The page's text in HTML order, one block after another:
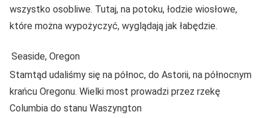
wszystko osobliwe. Tutaj, na potoku, łodzie wiosłowe,
które można wypożyczyć, wyglądają jak łabędzie.
Seaside, Oregon
Stamtąd udaliśmy się na północ, do Astorii, na północnym
krańcu Oregonu. Wielki most prowadzi przez rzekę
Columbia do stanu Waszyngton